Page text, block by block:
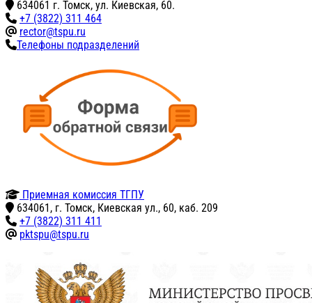
634061 г. Томск, ул. Киевская, 60.
+7 (3822) 311 464
rector@tspu.ru
Телефоны подразделений
Приемная комиссия ТГПУ
634061, г. Томск, Киевская ул., 60, каб. 209
+7 (3822) 311 411
pktspu@tspu.ru